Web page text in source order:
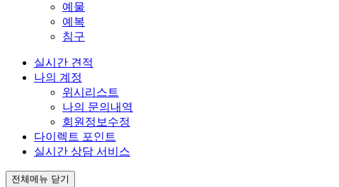
예물
예복
침구
실시간 견적
나의 계정
위시리스트
나의 문의내역
회원정보수정
다이렉트 포인트
실시간 상담 서비스
전체메뉴 닫기